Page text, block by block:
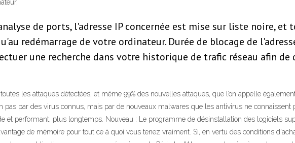
de ports, l'adresse IP concernée est mise sur liste noire,
redémarrage de votre ordinateur. Durée de blocage de
une recherche dans votre historique de trafic réseau afin de
les attaques détectées, et même 99% des nouvelles attaques, que l’on appelle
pas par des virus connus, mais par de nouveaux malwares que les antivirus ne
et performant, plus longtemps. Nouveau : Le programme de désinstallation des logiciels
de mémoire pour tout ce à quoi vous tenez vraiment. Si, en vertu des conditions